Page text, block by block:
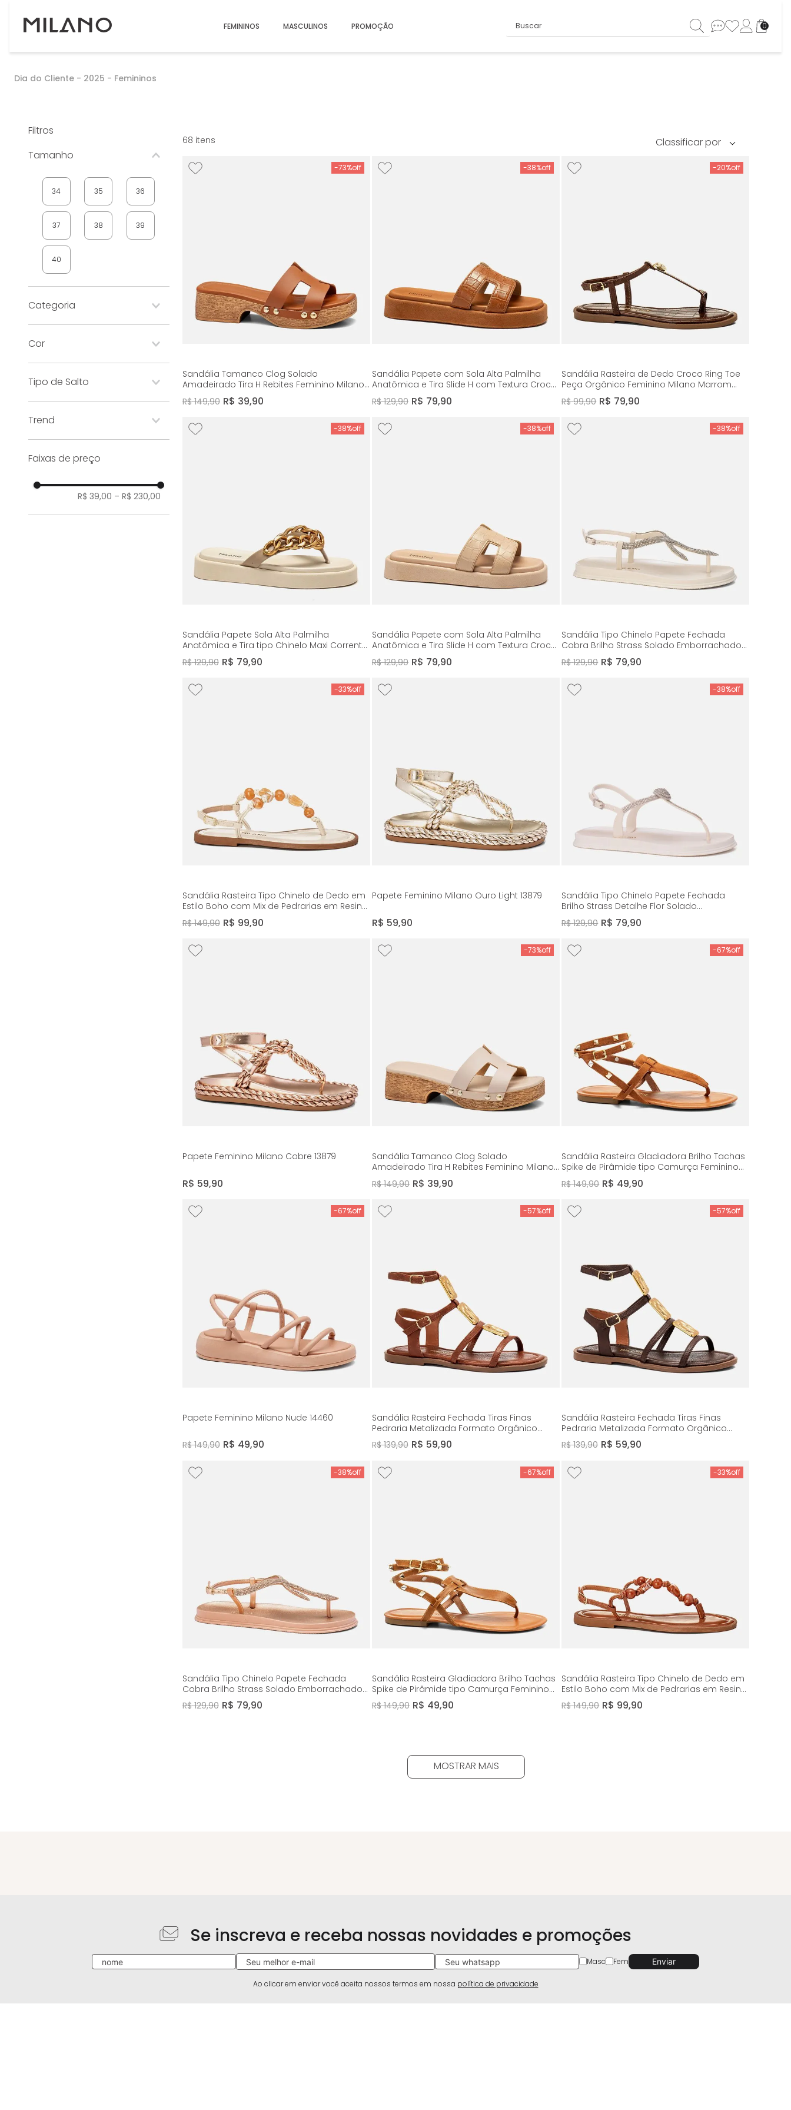
FEMININOS MASCULINOS PROMOÇÃO 0
Dia do Cliente - 2025 - Femininos
Filtros
Tamanho
34 35 36
37 38 39
40
Categoria
papete
sandália
mocassim
plataforma
bota
Cor
estampa
rosa
Tipo de Salto
geométrico
salto geométrico
Trend
boho chic e folk
tachas
natural e artesanal
Faixas de preço
R$ 39,00 – R$ 230,00
68
-73%
Sandália Tamanco Clog Solado
Amadeirado Tira H Rebites Feminino Milano
Caramelo 14458
R$ 149,90 R$ 39,90
-38%
Sandália Papete com Sola Alta Palmilha
Anatômica e Tira Slide H com Textura Croco
Feminino Milano Caramelo 14253
R$ 129,90 R$ 79,90
-20%
Sandália Rasteira de Dedo Croco Ring Toe
Peça Orgânico Feminino Milano Marrom
14200
R$ 99,90 R$ 79,90
-38%
Sandália Papete Sola Alta Palmilha
Anatômica e Tira tipo Chinelo Maxi Corrente
Feminino Milano Off White 14254
R$ 129,90 R$ 79,90
-38%
Sandália Papete com Sola Alta Palmilha
Anatômica e Tira Slide H com Textura Croco
Feminino Milano Amendoa 14253
R$ 129,90 R$ 79,90
-38%
Sandália Tipo Chinelo Papete Fechada
Cobra Brilho Strass Solado Emborrachado
Metalizado Macio Anatômico Conforto
Feminino Milano Off White 14008
R$ 129,90 R$ 79,90
-33%
Sandália Rasteira Tipo Chinelo de Dedo em
Estilo Boho com Mix de Pedrarias em Resina
e Nozinhos Feminino Milano Off White 14125
R$ 149,90 R$ 99,90
Papete Feminino Milano Ouro Light 13879
R$ 59,90
-38%
Sandália Tipo Chinelo Papete Fechada
Brilho Strass Detalhe Flor Solado
Emborrachado Macio Anatômico Conforto
Feminino Milano Off White 14007
R$ 129,90 R$ 79,90
Papete Feminino Milano Cobre 13879
R$ 59,90
-73%
Sandália Tamanco Clog Solado
Amadeirado Tira H Rebites Feminino Milano
Bege 14458
R$ 149,90 R$ 39,90
-67%
Sandália Rasteira Gladiadora Brilho Tachas
Spike de Pirâmide tipo Camurça Feminino
Milano Marrom 14343
R$ 149,90 R$ 49,90
-67%
Papete Feminino Milano Nude 14460
R$ 149,90 R$ 49,90
-57%
Sandália Rasteira Fechada Tiras Finas
Pedraria Metalizada Formato Orgânico
Boho Feminino Milano Caramelo 14297
R$ 139,90 R$ 59,90
-57%
Sandália Rasteira Fechada Tiras Finas
Pedraria Metalizada Formato Orgânico
Boho Feminino Milano Marrom 14297
R$ 139,90 R$ 59,90
-38%
Sandália Tipo Chinelo Papete Fechada
Cobra Brilho Strass Solado Emborrachado
Metalizado Macio Anatômico Conforto
Feminino Milano Champagne 14008
R$ 129,90 R$ 79,90
-67%
Sandália Rasteira Gladiadora Brilho Tachas
Spike de Pirâmide tipo Camurça Feminino
Milano Caramelo 14343
R$ 149,90 R$ 49,90
-33%
Sandália Rasteira Tipo Chinelo de Dedo em
Estilo Boho com Mix de Pedrarias em Resina
e Nozinhos Feminino Milano Caramelo 14125
R$ 149,90 R$ 99,90
MOSTRAR MAIS
Se inscreva e receba nossas novidades e promoções
Masc Fem
Ao clicar em enviar você aceita nossos termos em nossa política de privacidade